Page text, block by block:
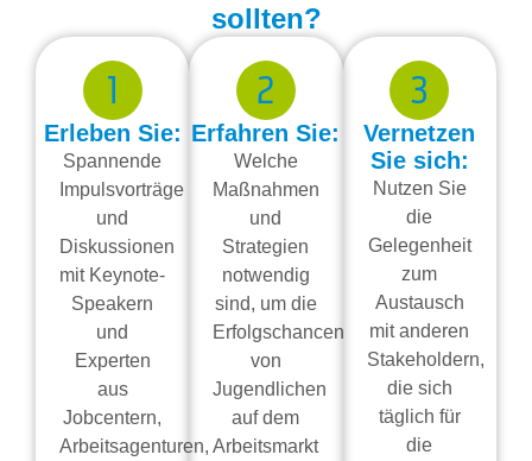
sollten?
1
Erleben Sie:
Spannende
Impulsvorträge
und
Diskussionen
mit Keynote-
Speakern
und
Experten
aus
Jobcentern,
Arbeitsagenturen,
2
Erfahren Sie:
Welche
Maßnahmen
und
Strategien
notwendig
sind, um die
Erfolgschancen
von
Jugendlichen
auf dem
Arbeitsmarkt
3
Vernetzen
Sie sich:
Nutzen Sie
die
Gelegenheit
zum
Austausch
mit anderen
Stakeholdern,
die sich
täglich für
die